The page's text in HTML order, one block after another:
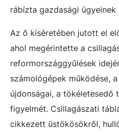
rábízta gazdasági ügyeinek
Az ő kíséretében jutott el
ahol megérintette a
reformországgyűlések
számológépek működése,
újdonságai, a
figyelmét. Csillagászati
cikkezett üstökösökről,